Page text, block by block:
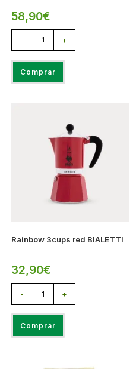
58,90€
- +
Comprar
Rainbow 3cups red BIALETTI
32,90€
- +
Comprar